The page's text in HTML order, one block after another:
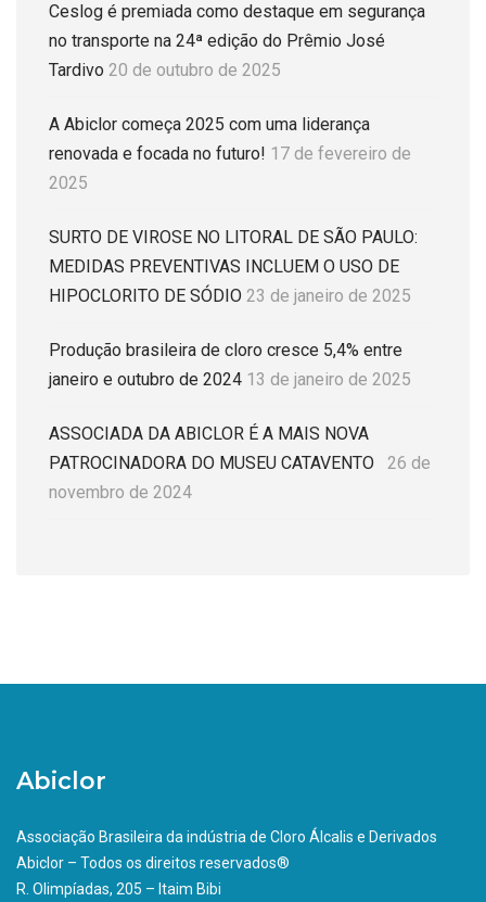
Ceslog é premiada como destaque em segurança
no transporte na 24ª edição do Prêmio José
Tardivo 20 de outubro de 2025
A Abiclor começa 2025 com uma liderança
renovada e focada no futuro! 17 de fevereiro de
2025
SURTO DE VIROSE NO LITORAL DE SÃO PAULO:
MEDIDAS PREVENTIVAS INCLUEM O USO DE
HIPOCLORITO DE SÓDIO 23 de janeiro de 2025
Produção brasileira de cloro cresce 5,4% entre
janeiro e outubro de 2024 13 de janeiro de 2025
ASSOCIADA DA ABICLOR É A MAIS NOVA
PATROCINADORA DO MUSEU CATAVENTO
26 de
novembro de 2024
Abiclor
Associação Brasileira da indústria de Cloro Álcalis e Derivados
Abiclor – Todos os direitos reservados®
R. Olimpíadas, 205 – Itaim Bibi